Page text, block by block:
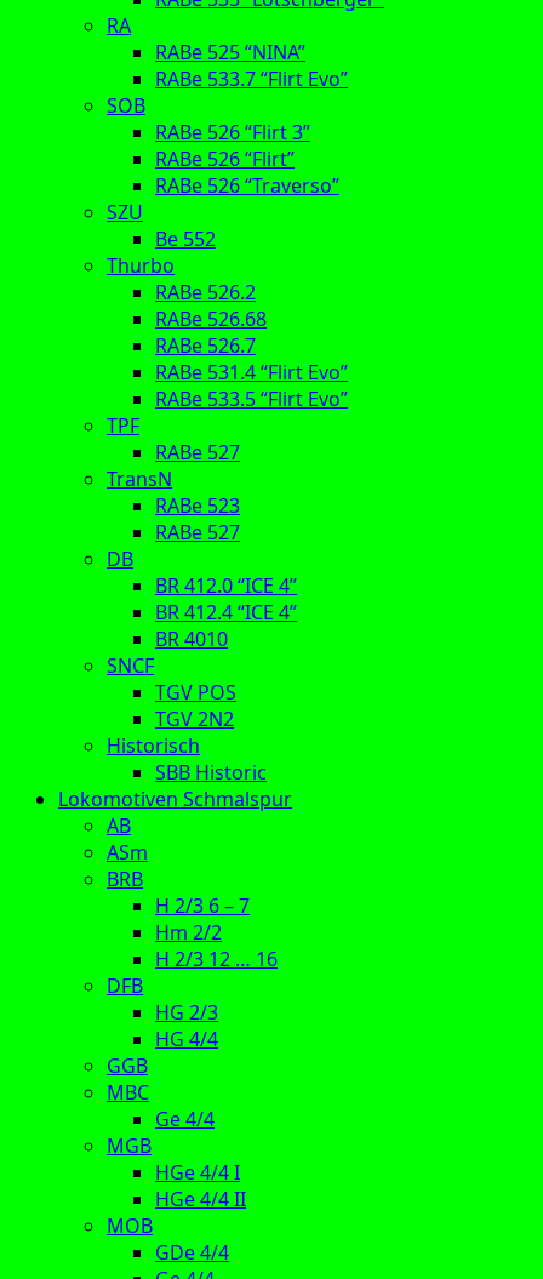
RA
RABe 525 “NINA”
RABe 533.7 “Flirt Evo”
SOB
RABe 526 “Flirt 3”
RABe 526 “Flirt”
RABe 526 “Traverso”
SZU
Be 552
Thurbo
RABe 526.2
RABe 526.68
RABe 526.7
RABe 531.4 “Flirt Evo”
RABe 533.5 “Flirt Evo”
TPF
RABe 527
TransN
RABe 523
RABe 527
DB
BR 412.0 “ICE 4”
BR 412.4 “ICE 4”
BR 4010
SNCF
TGV POS
TGV 2N2
Historisch
SBB Historic
Lokomotiven Schmalspur
AB
ASm
BRB
H 2/3 6 – 7
Hm 2/2
H 2/3 12 … 16
DFB
HG 2/3
HG 4/4
GGB
MBC
Ge 4/4
MGB
HGe 4/4 I
HGe 4/4 II
MOB
GDe 4/4